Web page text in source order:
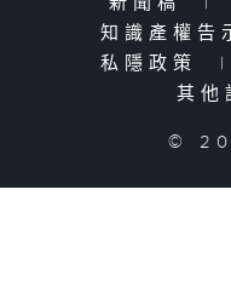
知識產權告
私隱政策
|
其他
©